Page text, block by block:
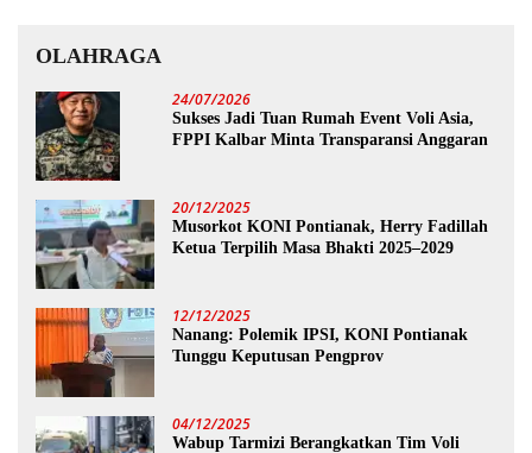
OLAHRAGA
24/07/2026
Sukses Jadi Tuan Rumah Event Voli Asia,
FPPI Kalbar Minta Transparansi Anggaran
20/12/2025
Musorkot KONI Pontianak, Herry Fadillah
Ketua Terpilih Masa Bhakti 2025–2029
12/12/2025
Nanang: Polemik IPSI, KONI Pontianak
Tunggu Keputusan Pengprov
04/12/2025
Wabup Tarmizi Berangkatkan Tim Voli